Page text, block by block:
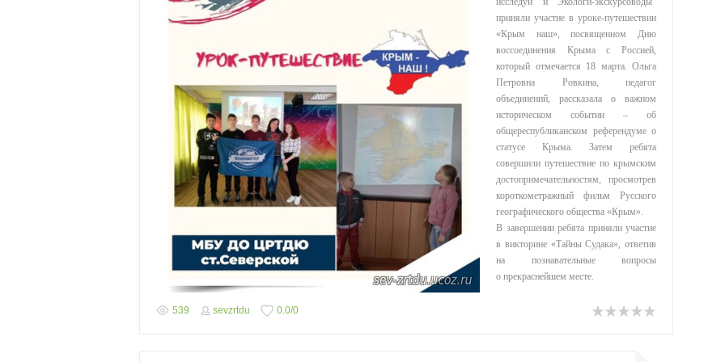
приняли участие в уроке-путешествии
«Крым наш», посвященном Дню
воссоединения Крыма с Россией,
который отмечается 18 марта. Ольга
Петровна Ровкина, педагог
объединений, рассказала о важном
историческом событии – об
общереспубликанском референдуме о
статусе Крыма. Затем ребята
совершили путешествие по крымским
достопримечательностям, просмотрев
короткометражный фильм Русского
географического общества «Крым».
В завершении ребята приняли участие
в викторине «Тайны Судака», ответив
на познавательные вопросы
о прекраснейшем месте.
539 sevzrtdu 0.0/0